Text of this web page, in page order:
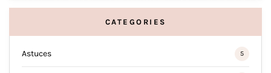
CATEGORIES
Astuces 5